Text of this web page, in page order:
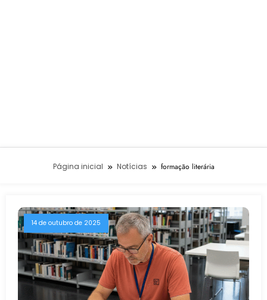
Página inicial Notícias formação literária
14 de outubro de 2025